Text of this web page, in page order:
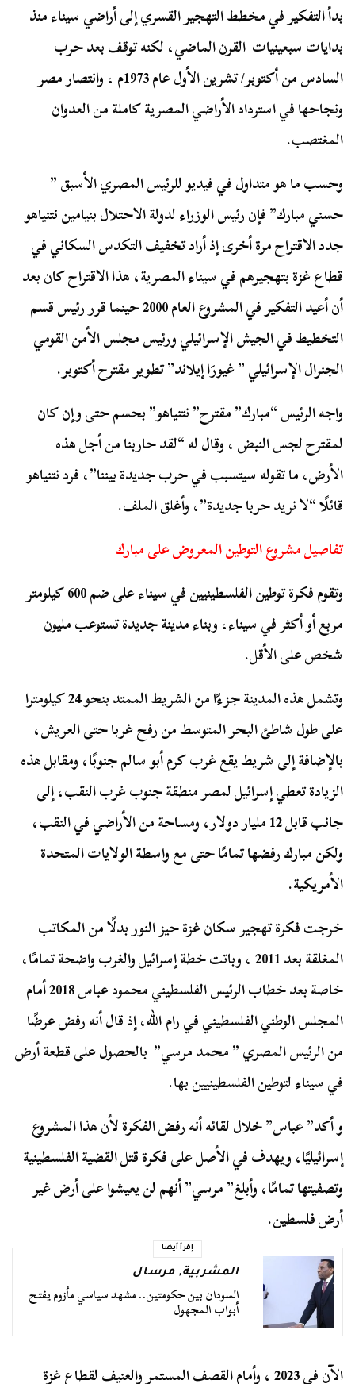
بدأ التفكير في مخطط التهجير القسري إلى أراضي سيناء منذ
بدايات سبعينيات القرن الماضي، لكنه توقف بعد حرب
السادس من أكتوبر/ تشرين الأول عام 1973م ، وانتصار مصر
ونجاحها في استرداد الأراضي المصرية كاملة من العدوان
المغتصب.
وحسب ما هو متداول في فيديو للرئيس المصري الأسبق ”
حسني مبارك” فإن رئيس الوزراء لدولة الاحتلال بنيامين نتنياهو
جدد الاقتراح مرة أخرى إذ أراد تخفيف التكدس السكاني في
قطاع غزة بتهجيرهم في سيناء المصرية، هذا الاقتراح كان بعد
أن أعيد التفكير في المشروع العام 2000 حينما قرر رئيس قسم
التخطيط في الجيش الإسرائيلي ورئيس مجلس الأمن القومي
الجنرال الإسرائيلي ” غيورَا إيلاند” تطوير مقترح أكتوبر.
واجه الرئيس “مبارك” مقترح” نتنياهو” بحسم حتى وإن كان
لمقترح لجس النبض ، وقال له “لقد حاربنا من أجل هذه
الأرض، ما تقوله سيتسبب في حرب جديدة بيننا”، فرد نتنياهو
قائلًا “لا نريد حربا جديدة”، وأغلق الملف.
تفاصيل مشروع التوطين المعروض على مبارك
وتقوم فكرة توطين الفلسطينيين في سيناء على ضم 600 كيلومتر
مربع أو أكثر في سيناء، وبناء مدينة جديدة تستوعب مليون
شخص على الأقل.
وتشمل هذه المدينة جزءًا من الشريط الممتد بنحو 24 كيلومترا
على طول شاطئ البحر المتوسط من رفح غربا حتى العريش،
بالإضافة إلى شريط يقع غرب كرم أبو سالم جنوبًا، ومقابل هذه
الزيادة تعطي إسرائيل لمصر منطقة جنوب غرب النقب، إلى
جانب قابل 12 مليار دولار، ومساحة من الأراضي في النقب،
ولكن مبارك رفضها تمامًا حتى مع واسطة الولايات المتحدة
الأمريكية.
خرجت فكرة تهجير سكان غزة حيز النور بدلًا من المكاتب
المغلقة بعد 2011 ، وباتت خطة إسرائيل والغرب واضحة تمامًا،
خاصة بعد خطاب الرئيس الفلسطيني محمود عباس 2018 أمام
المجلس الوطني الفلسطيني في رام الله، إذ قال أنه رفض عرضًا
من الرئيس المصري ” محمد مرسي” بالحصول على قطعة أرض
في سيناء لتوطين الفلسطينيين بها.
و أكد” عباس” خلال لقائه أنه رفض الفكرة لأن هذا المشروع
إسرائيليًا، ويهدف في الأصل على فكرة قتل القضية الفلسطينية
وتصفيتها تمامًا، وأبلغ” مرسي” أنهم لن يعيشوا على أرض غير
أرض فلسطين.
إقرأ أيضا
المشربية,مرسال
السودان بين حكومتين.. مشهد سياسي مأزوم يفتح
أبواب المجهول
الآن في 2023 ، وأمام القصف المستمر والعنيف لقطاع غزة